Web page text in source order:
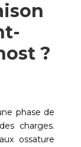
?
phase de
charges.
ossature